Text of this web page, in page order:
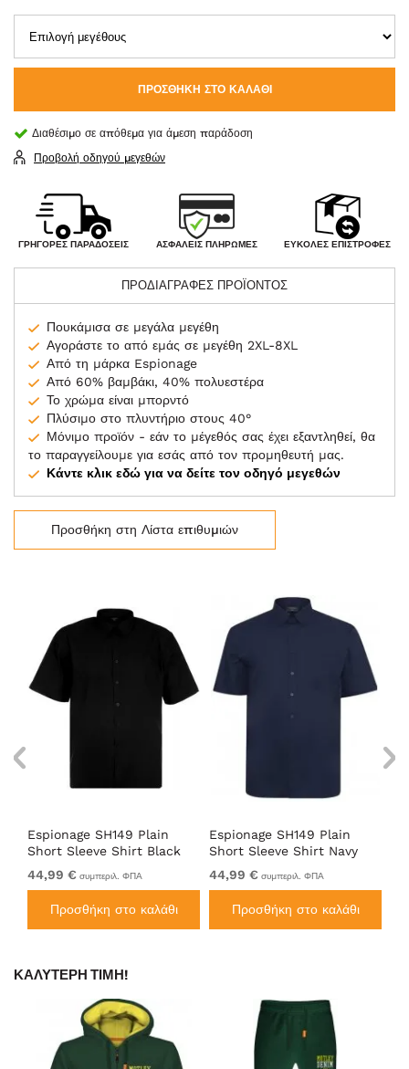
ΠΡΟΣΘΉΚΗ ΣΤΟ ΚΑΛΆΘΙ
Διαθέσιμο σε απόθεμα για άμεση παράδοση
Προβολή οδηγού μεγεθών
ΓΡΉΓΟΡΕΣ ΠΑΡΑΔΌΣΕΙΣ ΑΣΦΑΛΕΊΣ ΠΛΗΡΩΜΈΣ ΕΎΚΟΛΕΣ ΕΠΙΣΤΡΟΦΈΣ
ΠΡΟΔΙΑΓΡΑΦΕΣ ΠΡΟΪΟΝΤΟΣ
Πουκάμισα σε μεγάλα μεγέθη
Αγοράστε το από εμάς σε μεγέθη 2XL-8XL
Από τη μάρκα Espionage
Από 60% βαμβάκι, 40% πολυεστέρα
Το χρώμα είναι μπορντό
Πλύσιμο στο πλυντήριο στους 40°
Μόνιμο προϊόν - εάν το μέγεθός σας έχει εξαντληθεί, θα
το παραγγείλουμε για εσάς από τον προμηθευτή μας.
Κάντε κλικ εδώ για να δείτε τον οδηγό μεγεθών
Προσθήκη στη Λίστα επιθυμιών
Espionage SH149 Plain
Short Sleeve Shirt Black
44,99 € συμπεριλ. ΦΠΑ
Προσθήκη στο καλάθι
Espionage SH149 Plain
Short Sleeve Shirt Navy
44,99 € συμπεριλ. ΦΠΑ
Προσθήκη στο καλάθι
ΚΑΛΎΤΕΡΗ ΤΙΜΉ!